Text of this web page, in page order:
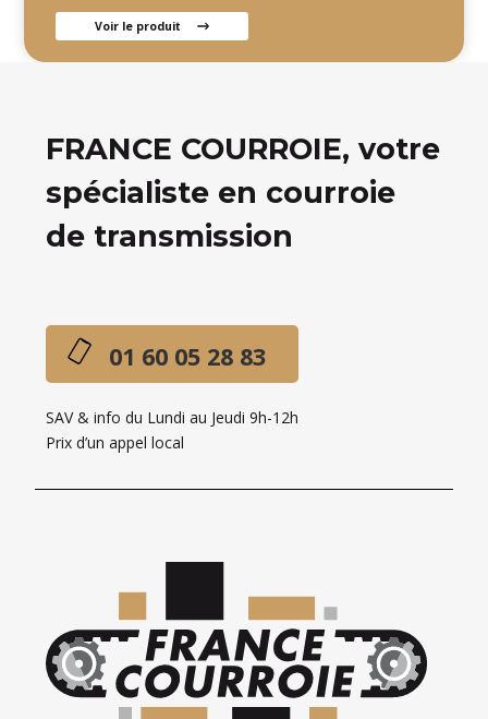
Voir le produit
FRANCE COURROIE, votre
spécialiste en courroie
de transmission
01 60 05 28 83
SAV & info du Lundi au Jeudi 9h-12h
Prix d’un appel local